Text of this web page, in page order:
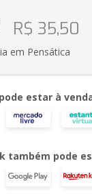
R$ 35,50
em Pensática
estar à
também pode